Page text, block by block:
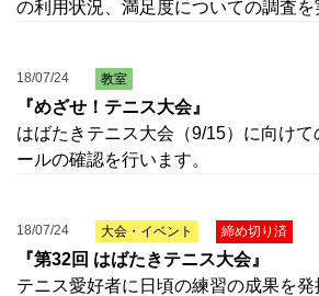
の利用状況、満足度についての調査を
18/07/24 教室
『めざせ！テニス大会』
はばたきテニス大会（9/15）に向け
ールの確認を行います。
18/07/24 大会・イベント 締め切り済
『第32回 はばたきテニス大会』
テニス愛好者に日頃の練習の成果を発